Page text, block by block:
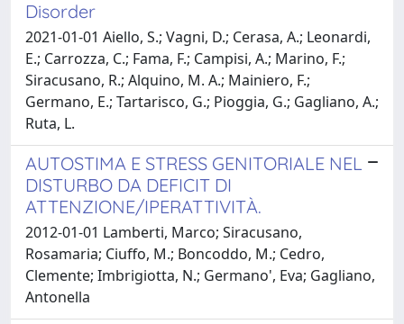
Disorder
2021-01-01 Aiello, S.; Vagni, D.; Cerasa, A.; Leonardi,
E.; Carrozza, C.; Fama, F.; Campisi, A.; Marino, F.;
Siracusano, R.; Alquino, M. A.; Mainiero, F.;
Germano, E.; Tartarisco, G.; Pioggia, G.; Gagliano, A.;
Ruta, L.
AUTOSTIMA E STRESS GENITORIALE NEL
DISTURBO DA DEFICIT DI
ATTENZIONE/IPERATTIVITÀ.
2012-01-01 Lamberti, Marco; Siracusano,
Rosamaria; Ciuffo, M.; Boncoddo, M.; Cedro,
Clemente; Imbrigiotta, N.; Germano', Eva; Gagliano,
Antonella